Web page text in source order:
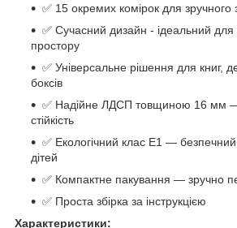
✅ 15 окремих комірок для зручного
✅ Сучасний дизайн - ідеальний для
простору
✅ Універсальне рішення для книг,
боксів
✅ Надійне ЛДСП товщиною 16 мм —
стійкість
✅ Екологічний клас Е1 —
дітей
✅ Компактне пакування — зручно
✅ Проста збірка за інструкцією
Характеристики: